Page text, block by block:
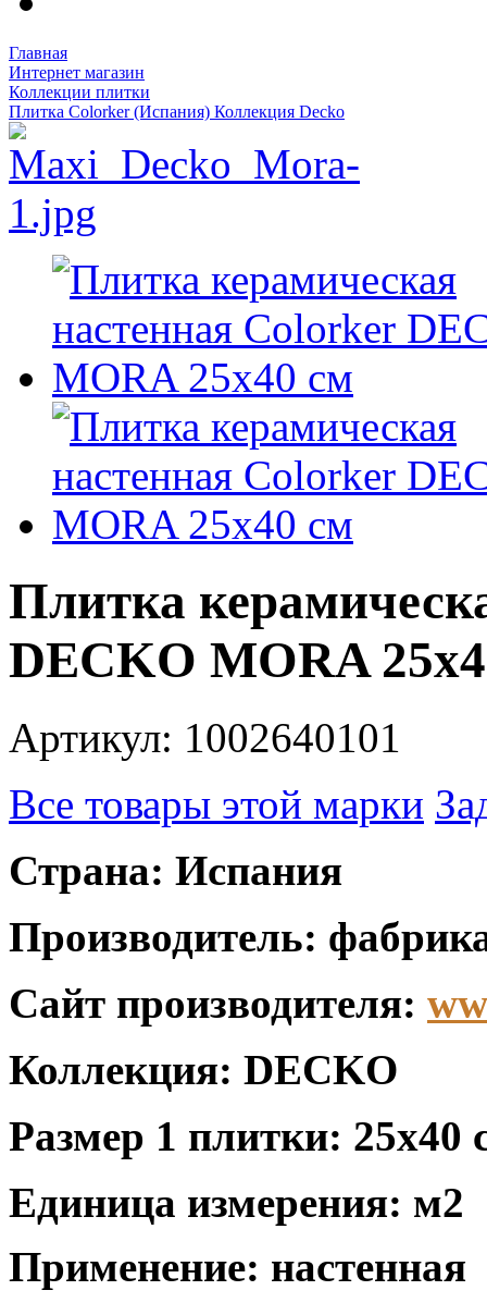
Главная
Интернет магазин
Коллекции плитки
Плитка Colorker (Испания) Коллекция Decko
Плитка
DECKO MORA
Артикул: 1002640101
Все товары этой марки
Страна: Испания
Производитель:
Сайт производителя:
Коллекция: DECKO
Размер 1 плитки: 25x40
Единица измерения: м2
Применение: настенная